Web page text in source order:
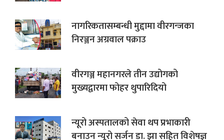
नागरिकतासम्बन्धी मुद्दामा वीरगन्जका
निरञ्जन अग्रवाल पक्राउ
वीरगञ्ज महानगरले तीन उद्योगको
मुख्यद्वारमा फोहर थुपारिदियो
न्यूरो अस्पतालको सेवा थप प्रभाकारी
बनाउन न्यूरो सर्जन डा. झा सहित विशेषज्ञ